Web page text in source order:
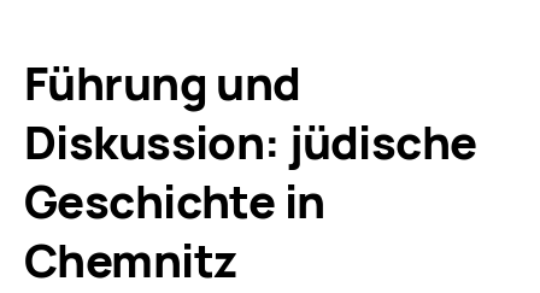
Führung und
Diskussion: jüdische
Geschichte in
Chemnitz